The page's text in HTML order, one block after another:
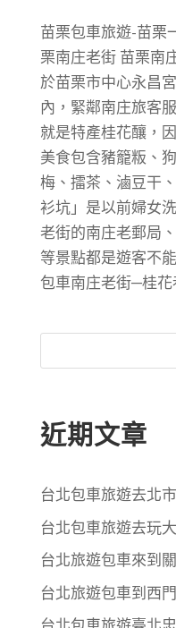
苗栗包車旅遊-苗栗
栗南庄老街 苗栗南
於苗栗市中心永昌
內，緊鄰南庄旅客
就是特產桂花釀，
美食包含豬籠粄、
梅、擂茶、滷豆干
衫坑」是以前婦女
老街的南庄老郵局
等景點都是遊客不
包車南庄老街─桂花
近期文章
台北包車旅遊去北
台北包車旅遊去玩
台北旅遊包車來到
台北旅遊包車到西